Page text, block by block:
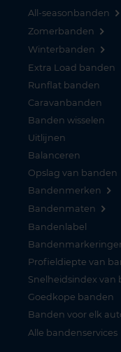
All-seasonbanden
Zomerbanden
Winterbanden
Extra Load banden
Runflat banden
Caravanbanden
Banden wisselen
Uitlijnen
Balanceren
Opslag van banden
Bandenmerken
Bandenmaten
Bandenlabel
Profieldiepte van
Snelheidsindex van
Goedkope banden
Banden voor elk
Alle bandenservices